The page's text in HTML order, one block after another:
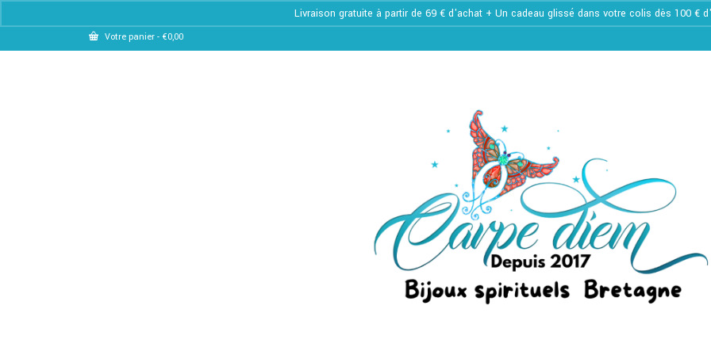
Livraison gratuite à partir de 69 € d'achat + Un cadeau glissé dans votre colis dès 100 €
Votre panier - €0,00